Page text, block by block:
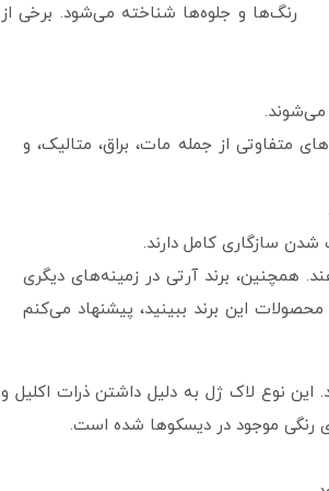
رنگ‌ها و جلوه‌ها شناخته می‌شود. برخی از
می‌شوند.
متفاوتی از جمله مات، براق، متالیک، و
برند آرتی در زمینه‌های دیگری
این برند ببینید، پیشنهاد می‌کنم
نوع لاک ژل به دلیل داشتن ذرات اکلیل و
رنگی موجود در دیسکوها شده است.